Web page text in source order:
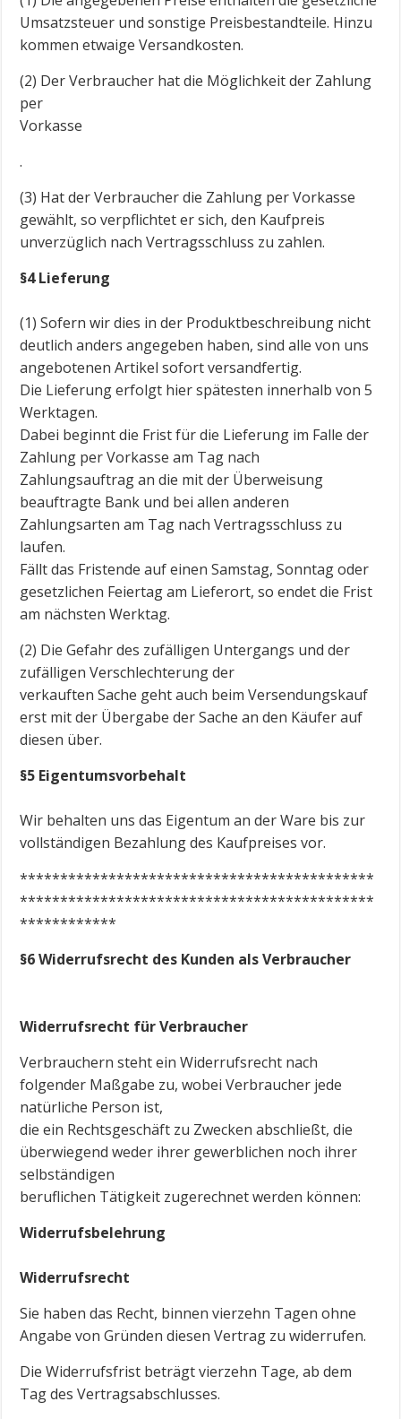
Umsatzsteuer und sonstige Preisbestandteile. Hinzu
kommen etwaige Versandkosten.
(2) Der Verbraucher hat die Möglichkeit der Zahlung
per
Vorkasse
.
(3) Hat der Verbraucher die Zahlung per Vorkasse
gewählt, so verpflichtet er sich, den Kaufpreis
unverzüglich nach Vertragsschluss zu zahlen.
§4 Lieferung
(1) Sofern wir dies in der Produktbeschreibung nicht
deutlich anders angegeben haben, sind alle von uns
angebotenen Artikel sofort versandfertig.
Die Lieferung erfolgt hier spätesten innerhalb von 5
Werktagen.
Dabei beginnt die Frist für die Lieferung im Falle der
Zahlung per Vorkasse am Tag nach
Zahlungsauftrag an die mit der Überweisung
beauftragte Bank und bei allen anderen
Zahlungsarten am Tag nach Vertragsschluss zu
laufen.
Fällt das Fristende auf einen Samstag, Sonntag oder
gesetzlichen Feiertag am Lieferort, so endet die Frist
am nächsten Werktag.
(2) Die Gefahr des zufälligen Untergangs und der
zufälligen Verschlechterung der
verkauften Sache geht auch beim Versendungskauf
erst mit der Übergabe der Sache an den Käufer auf
diesen über.
§5 Eigentumsvorbehalt
Wir behalten uns das Eigentum an der Ware bis zur
vollständigen Bezahlung des Kaufpreises vor.
********************************************
********************************************
************
§6 Widerrufsrecht des Kunden als Verbraucher
Widerrufsrecht für Verbraucher
Verbrauchern steht ein Widerrufsrecht nach
folgender Maßgabe zu, wobei Verbraucher jede
natürliche Person ist,
die ein Rechtsgeschäft zu Zwecken abschließt, die
überwiegend weder ihrer gewerblichen noch ihrer
selbständigen
beruflichen Tätigkeit zugerechnet werden können:
Widerrufsbelehrung
Widerrufsrecht
Sie haben das Recht, binnen vierzehn Tagen ohne
Angabe von Gründen diesen Vertrag zu widerrufen.
Die Widerrufsfrist beträgt vierzehn Tage, ab dem
Tag des Vertragsabschlusses.